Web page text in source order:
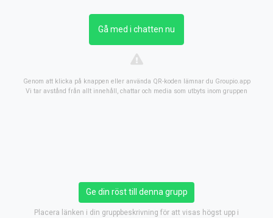
Gå med i chatten nu
Genom att klicka på knappen eller använda QR-koden lämnar du Groupio.app
Vi tar avstånd från allt innehåll, chattar och media som utbyts inom gruppen
Ge din röst till denna grupp
Placera länken i din gruppbeskrivning för att visas högst upp i